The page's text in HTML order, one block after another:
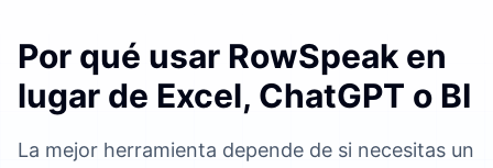
Por qué usar RowSpeak en
lugar de Excel, ChatGPT o BI
La mejor herramienta depende de si necesitas un